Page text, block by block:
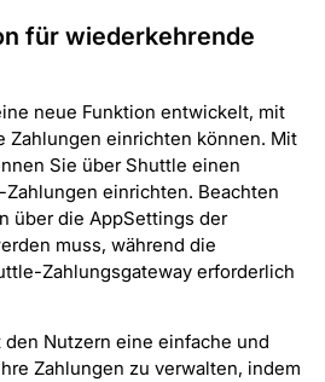
für wiederkehrende
neue Funktion entwickelt, mit
Zahlungen einrichten können. Mit
Sie über Shuttle einen
Zahlungen einrichten. Beachten
über die AppSettings der
muss, während die
Zahlungsgateway erforderlich
Nutzern eine einfache und
Zahlungen zu verwalten, indem